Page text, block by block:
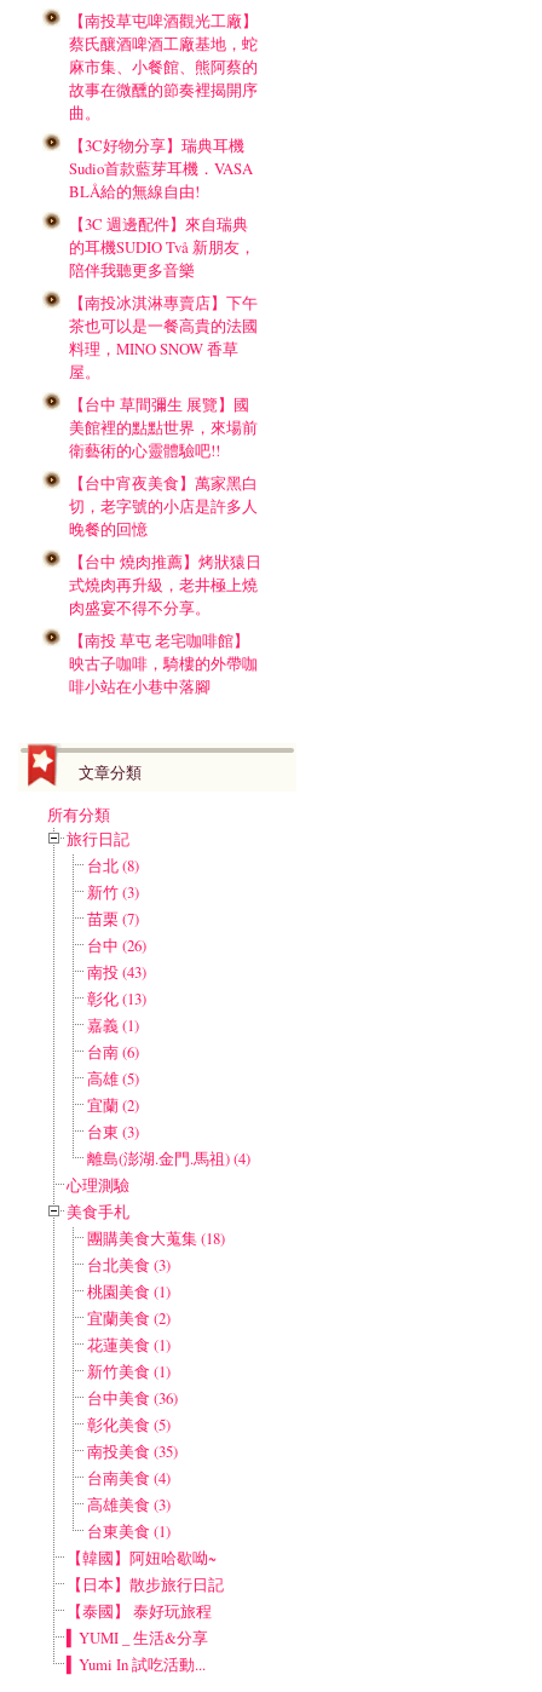
【南投草屯啤酒觀光工廠】
蔡氏釀酒啤酒工廠基地，蛇
麻市集、小餐館、熊阿蔡的
故事在微醺的節奏裡揭開序
曲。
【3C好物分享】瑞典耳機
Sudio首款藍芽耳機．VASA
BLÅ給的無線自由!
【3C 週邊配件】來自瑞典
的耳機SUDIO Två 新朋友，
陪伴我聽更多音樂
【南投冰淇淋專賣店】下午
茶也可以是一餐高貴的法國
料理，MINO SNOW 香草
屋。
【台中 草間彌生 展覽】國
美館裡的點點世界，來場前
衛藝術的心靈體驗吧!!
【台中宵夜美食】萬家黑白
切，老字號的小店是許多人
晚餐的回憶
【台中 燒肉推薦】烤狀猿日
式燒肉再升級，老井極上燒
肉盛宴不得不分享。
【南投 草屯 老宅咖啡館】
映古子咖啡，騎樓的外帶咖
啡小站在小巷中落腳
文章分類
所有分類
旅行日記
台北 (8)
新竹 (3)
苗栗 (7)
台中 (26)
南投 (43)
彰化 (13)
嘉義 (1)
台南 (6)
高雄 (5)
宜蘭 (2)
台東 (3)
離島(澎湖.金門.馬祖) (4)
心理測驗
美食手札
團購美食大蒐集 (18)
台北美食 (3)
桃園美食 (1)
宜蘭美食 (2)
花蓮美食 (1)
新竹美食 (1)
台中美食 (36)
彰化美食 (5)
南投美食 (35)
台南美食 (4)
高雄美食 (3)
台東美食 (1)
【韓國】阿妞哈歇呦~
【日本】散步旅行日記
【泰國】 泰好玩旅程
▍YUMI _ 生活&分享
▍Yumi In 試吃活動...